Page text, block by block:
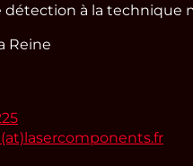
à la technique
Reine
lasercomponents.fr